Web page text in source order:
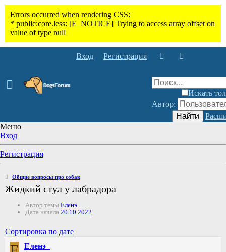
Вход Регистрация
Искать
Автор:
Найти
Меню
Вход
Регистрация
Общие вопросы про собак
Жидкий стул у лабрадора
Автор темы Еленэ_
Дата начала 20.10.2022
Сортировка по дате
Еленэ_